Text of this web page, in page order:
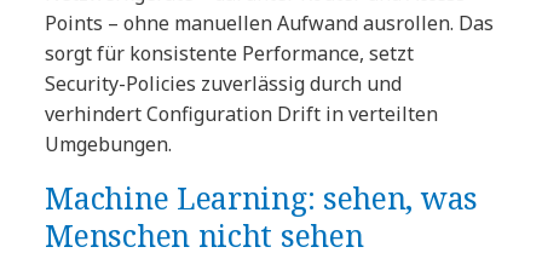
Points – ohne manuellen Aufwand ausrollen. Das
sorgt für konsistente Performance, setzt
Security-Policies zuverlässig durch und
verhindert Configuration Drift in verteilten
Umgebungen.
Machine Learning: sehen, was
Menschen nicht sehen